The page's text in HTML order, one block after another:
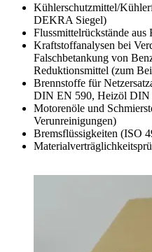
Kühlerschutzmittel/
DEKRA Siegel)
Flussmittelrückstände
Kraftstoffanalysen bei
Falschbetankung von
Reduktionsmittel (zum
Brennstoffe für
DIN EN 590, Heizöl DIN
Motorenöle und
Verunreinigungen)
Bremsflüssigkeiten (ISO